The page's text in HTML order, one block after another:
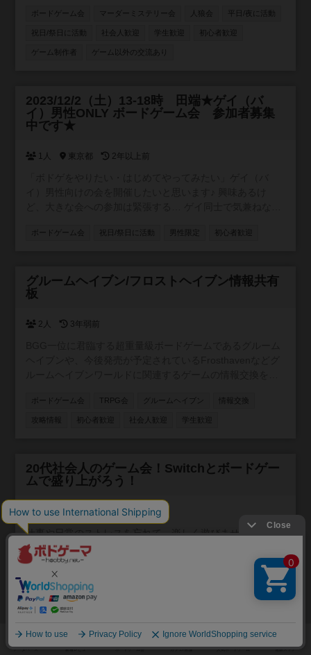
ボードゲーム会 マーダーミステリー会 人狼会 平日/夜に活動
祝日/祭日に活動 社会人歓迎 学生歓迎 初心者歓迎
ゲーム制作者 ゲーム以外の交流あり
承認制
2023/12/2（土）13-18時 田端★ゲイ（バ
イ）男性ONLY ボードゲーム会 参加者募集
中です★
1人 東京都 2年以上前
だけの参加OK 一緒に楽しみましょう 【場所】 JR山手線
の2 ウボンゴ あやつり人形 宝石の煌めき ドブル 大
富豪 ドミニオン チームプレイ コヨーテ など 【参加
<m(__)m> 【ご協力いただきたいこと】 ・マンションで行
い（マスクは自己判断です） 応募お待ちしております(^^
ボードゲーム会 祝日/祭日に活動 男性限定 初心者歓迎
参加自由
グルームヘイブン/フロストヘイブン情報共有
板
2人 3年弱前
ボードゲーム会 TRPG会 グルームヘイブン 情報交換
攻略情報 初心者歓迎 社会人歓迎 学生歓迎
参加自由
20代社会人のゲーム会！Switchとボードゲー
ムで盛り上がろう！
1人 大阪府 約3年前
仕事や日常のストレスを忘れて、楽しく遊びませんか？ 20
代社会人向けのゲーム会を開催します！ぜひ、お友達や仲
間を誘って参加してください。 Nintendo Switchとボードゲ
ームを用意しています！ 参加費用は500円です。飲み物や
軽食もご用意していますので、お気軽にお越しください。
参加人数に限りがありますので、早めのお申し込みをお願
ボードゲーム会
平日/夜に活動